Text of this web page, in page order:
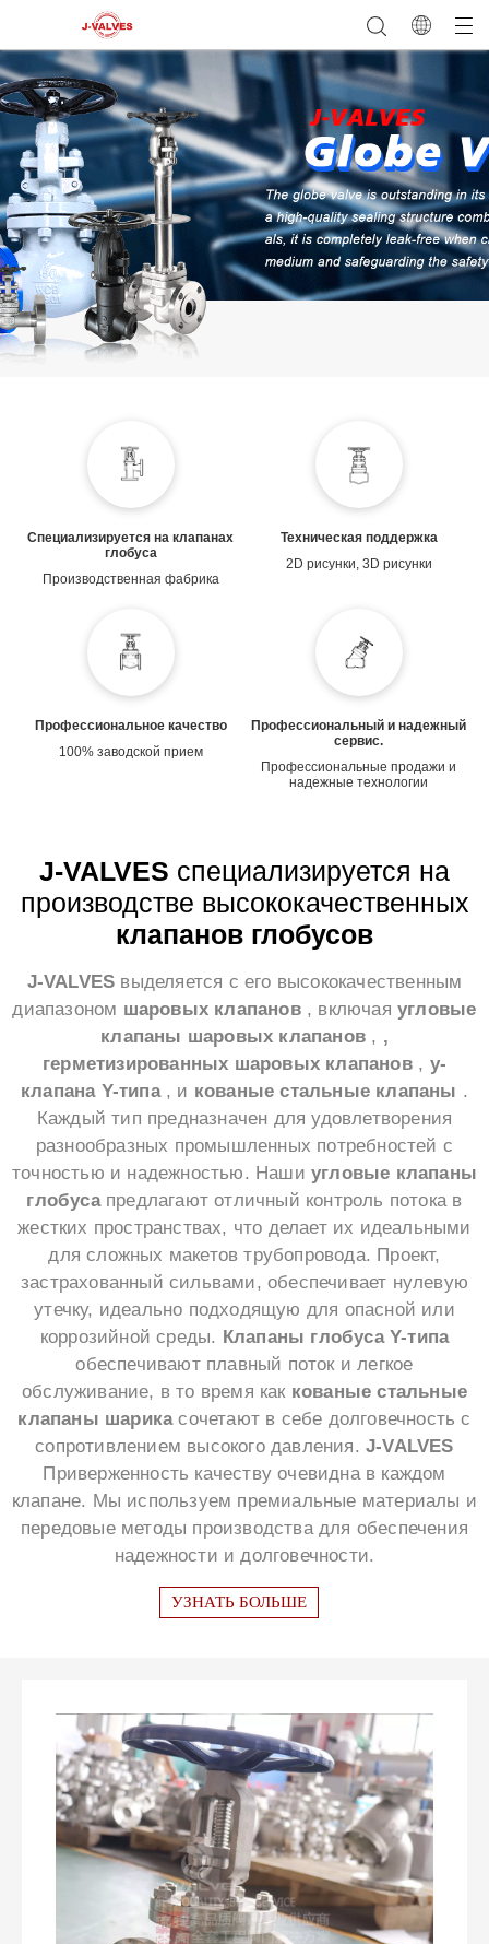
Специализируется на клапанах
глобуса
Производственная фабрика
Техническая поддержка
2D рисунки, 3D рисунки
Профессиональное качество
100% заводской прием
Профессиональный и надежный
сервис.
Профессиональные продажи и
надежные технологии
J-VALVES специализируется на
производстве высококачественных
клапанов глобусов
J-VALVES выделяется с его высококачественным
диапазоном шаровых клапанов , включаяугловые
клапаны шаровых клапанов , ,
герметизированных шаровых клапанов , y-
клапана Y-типа , и кованые стальные клапаны .
Каждый тип предназначен для удовлетворения
разнообразных промышленных потребностей с
точностью и надежностью. Наши угловые клапаны
глобуса предлагают отличный контроль потока в
жестких пространствах, что делает их идеальными
для сложных макетов трубопровода. Проект,
застрахованный сильвами, обеспечивает нулевую
утечку, идеально подходящую для опасной или
коррозийной среды. Клапаны глобуса Y-типа
обеспечивают плавный поток и легкое
обслуживание, в то время как кованые стальные
клапаны шарикасочетают в себе долговечность с
сопротивлением высокого давления.J-VALVES
Приверженность качеству очевидна в каждом
клапане. Мы используем премиальные материалы и
передовые методы производства для обеспечения
надежности и долговечности.
УЗНАТЬ БОЛЬШЕ